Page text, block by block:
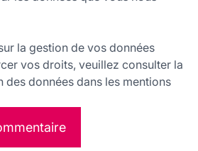
la gestion de vos données
vos droits, veuillez consulter la
des données dans les mentions